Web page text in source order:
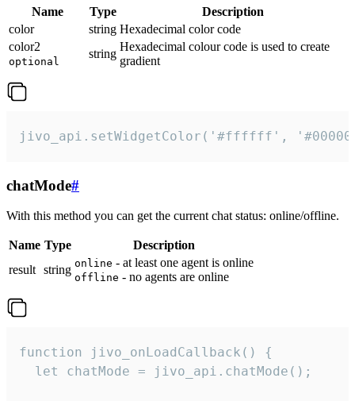
Name Type
Description
color
string Hexadecimal color code
color2
optional
string
Hexadecimal colour code is used to create
gradient
jivo_api.setWidgetColor('#ffffff',
chatMode#
With this method you can get the current chat status: online/offline.
Name Type
Description
result string online - at least one agent is online
offline - no agents are online
function jivo_onLoadCallback() {
  let chatMode = jivo_api.chatMode();